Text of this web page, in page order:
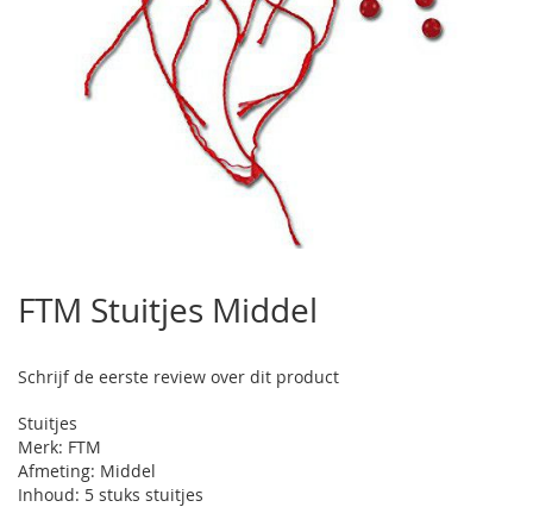
het
begin
de
gallerij
FTM Stuitjes Middel
Schrijf de eerste review over dit product
Stuitjes
Merk: FTM
Afmeting: Middel
Inhoud: 5 stuks stuitjes